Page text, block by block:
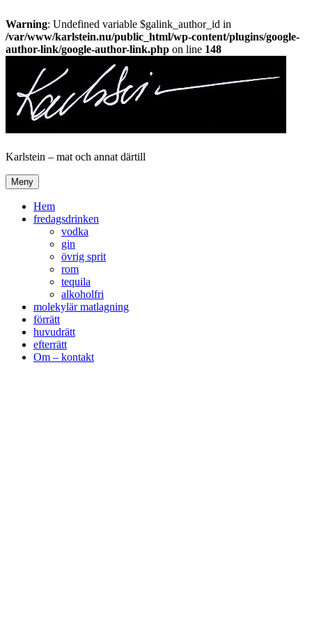
Warning: Undefined variable $galink_author_id in
/var/www/karlstein.nu/public_html/wp-content/plugins/google-
author-link/google-author-link.php on line 148
innehåll
Karlstein – mat och annat därtill
Meny
Hem
fredagsdrinken
vodka
gin
övrig sprit
rom
tequila
alkoholfri
molekylär matlagning
förrätt
huvudrätt
efterrätt
Om – kontakt